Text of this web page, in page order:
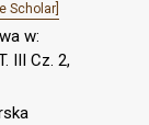
Scholar]
w:
III Cz. 2,